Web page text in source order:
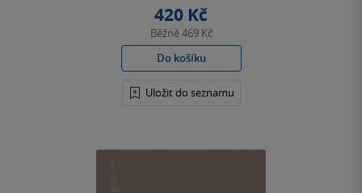
420 Kč
Běžně469 Kč
Do košíku
Uložit do seznamu